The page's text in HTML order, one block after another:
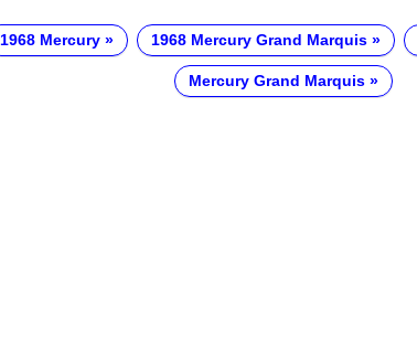
1968 Mercury 1968 Mercury Grand Marquis
Mercury Grand Marquis